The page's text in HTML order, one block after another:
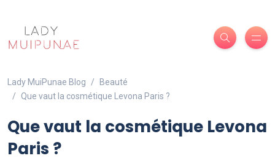
Lady MuiPunae Blog
Beauté
Que vaut la cosmétique Levona Paris ?
Que vaut la cosmétique Levona
Paris ?